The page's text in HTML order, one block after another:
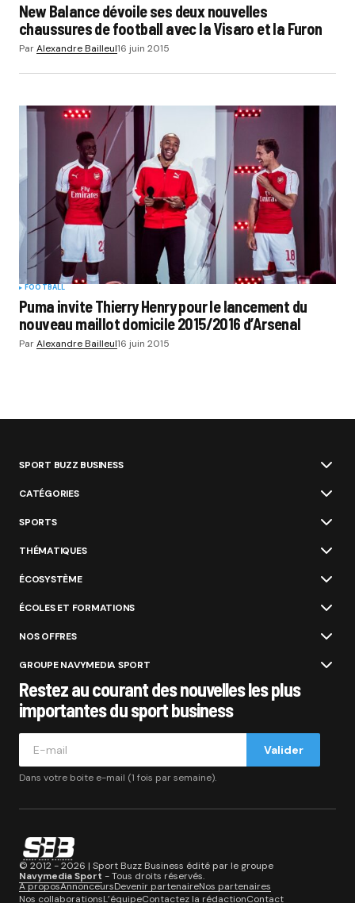
New Balance dévoile ses deux nouvelles
chaussures de football avec la Visaro et la Furon
ParAlexandre Bailleul16 juin 2015
FOOTBALL
Puma invite Thierry Henry pour le lancement du
nouveau maillot domicile 2015/2016 d’Arsenal
ParAlexandre Bailleul16 juin 2015
SPORT BUZZ BUSINESS
CATÉGORIES
SPORTS
THÉMATIQUES
ÉCOSYSTÈME
ÉCOLES ET FORMATIONS
NOS OFFRES
GROUPE NAVYMEDIA SPORT
Restez au courant des nouvelles les plus
importantes du sport business
Valider
Dans votre boite e-mail (1 fois par semaine).
© 2012 - 2026 | Sport Buzz Business édité par le groupe
Navymedia Sport - Tous droits réservés.
A proposAnnonceursDevenir partenaireNos partenaires
Nos collaborationsL’équipeContactez la rédactionContact